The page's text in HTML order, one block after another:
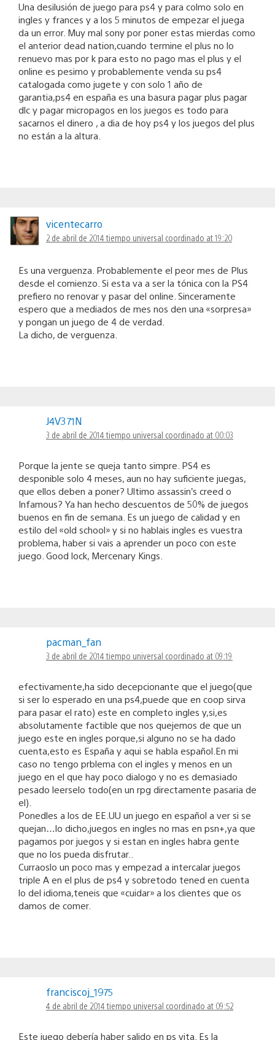
Una desilusión de juego para ps4 y para colmo solo en
ingles y frances y a los 5 minutos de empezar el juega
da un error. Muy mal sony por poner estas mierdas como
el anterior dead nation,cuando termine el plus no lo
renuevo mas por k para esto no pago mas el plus y el
online es pesimo y probablemente venda su ps4
catalogada como jugete y con solo 1 año de
garantia,ps4 en españa es una basura pagar plus pagar
dlc y pagar micropagos en los juegos es todo para
sacarnos el dinero , a dia de hoy ps4 y los juegos del plus
no están a la altura.
vicentecarro
2 de abril de 2014 tiempo universal coordinado at 19:20
Es una verguenza. Probablemente el peor mes de Plus
desde el comienzo. Si esta va a ser la tónica con la PS4
prefiero no renovar y pasar del online. Sinceramente
espero que a mediados de mes nos den una «sorpresa»
y pongan un juego de 4 de verdad.
La dicho, de verguenza.
J4V371N
3 de abril de 2014 tiempo universal coordinado at 00:03
Porque la jente se queja tanto simpre. PS4 es
desponible solo 4 meses, aun no hay suficiente juegas,
que ellos deben a poner? Ultimo assassin’s creed o
Infamous? Ya han hecho descuentos de 50% de juegos
buenos en fin de semana. Es un juego de calidad y en
estilo del «old school» y si no hablais ingles es vuestra
problema, haber si vais a aprender un poco con este
juego. Good lock, Mercenary Kings.
pacman_fan
3 de abril de 2014 tiempo universal coordinado at 09:19
efectivamente,ha sido decepcionante que el juego(que
si ser lo esperado en una ps4,puede que en coop sirva
para pasar el rato) este en completo ingles y,si,es
absolutamente factible que nos quejemos de que un
juego este en ingles porque,si alguno no se ha dado
cuenta,esto es España y aqui se habla español.En mi
caso no tengo prblema con el ingles y menos en un
juego en el que hay poco dialogo y no es demasiado
pesado leerselo todo(en un rpg directamente pasaria de
el).
Ponedles a los de EE.UU un juego en español a ver si se
quejan…lo dicho,juegos en ingles no mas en psn+,ya que
pagamos por juegos y si estan en ingles habra gente
que no los pueda disfrutar..
Curraoslo un poco mas y empezad a intercalar juegos
triple A en el plus de ps4 y sobretodo tened en cuenta
lo del idioma,teneis que «cuidar» a los clientes que os
damos de comer.
franciscoj_1975
4 de abril de 2014 tiempo universal coordinado at 09:52
Este juego debería haber salido en ps vita. Es la